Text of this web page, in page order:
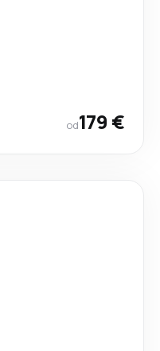
od179 €